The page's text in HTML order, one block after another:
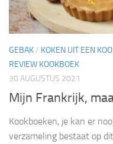
GEBAK/ KOKEN UIT EEN
REVIEW KOOKBOEK
30 AUGUSTUS 2021
Mijn Frankrijk,
Kookboeken, je kan er
verzameling bestaat op